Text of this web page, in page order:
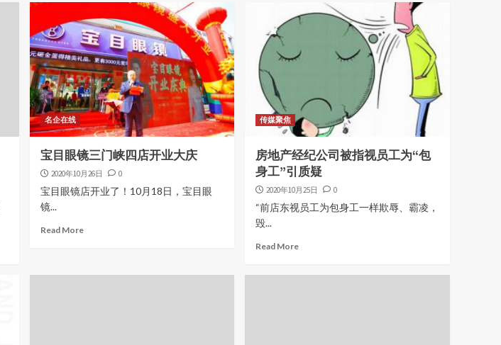
名企在线
宝目眼镜三门峡四店开业大庆
2020年10月26日 0
宝目眼镜店开业了！10月18日，宝目眼
镜...
Read More
传媒聚焦
房地产经纪公司被指视员工为“包
身工”引质疑
2020年10月25日 0
“前店东视员工为包身工一样欺辱、霸凌，
毁...
Read More